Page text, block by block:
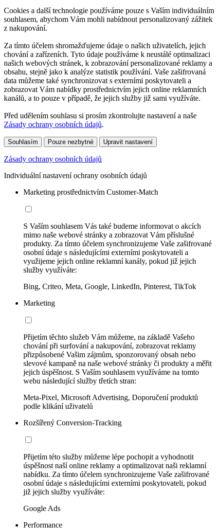
Cookies a další technologie používáme pouze s Vaším individuálním
souhlasem, abychom Vám mohli nabídnout personalizovaný zážitek
z nakupování.
Za tímto účelem shromažďujeme údaje o našich uživatelích, jejich
chování a zařízeních. Tyto údaje používáme k neustálé optimalizaci
našich webových stránek, k zobrazování personalizované reklamy a
obsahu, stejně jako k analýze statistik používání. Vaše zašifrovaná
data můžeme také synchronizovat s externími poskytovateli a
zobrazovat Vám nabídky prostřednictvím jejich online reklamních
kanálů, a to pouze v případě, že jejich služby již sami využíváte.
Před udělením souhlasu si prosím zkontrolujte nastavení a naše
Zásady ochrany osobních údajů.
Souhlasím Pouze nezbytné Upravit nastavení
Zásady ochrany osobních údajů
Individuální nastavení ochrany osobních údajů
Marketing prostřednictvím Customer-Match
S Vaším souhlasem Vás také budeme informovat o akcích
mimo naše webové stránky a zobrazovat Vám příslušné
produkty. Za tímto účelem synchronizujeme Vaše zašifrované
osobní údaje s následujícími externími poskytovateli a
využijeme jejich online reklamní kanály, pokud již jejich
služby využíváte:
Bing, Criteo, Meta, Google, LinkedIn, Pinterest, TikTok
Marketing
Přijetím těchto služeb Vám můžeme, na základě Vašeho
chování při surfování a nakupování, zobrazovat reklamy
přizpůsobené Vašim zájmům, sponzorovaný obsah nebo
slevové kampaně na naše webové stránky či produkty a měřit
jejich úspěšnost. S Vaším souhlasem využíváme na tomto
webu následující služby třetích stran:
Meta-Pixel, Microsoft Advertising, Doporučení produktů
podle klikání uživatelů
Rozšířený Conversion-Tracking
Přijetím této služby můžeme lépe pochopit a vyhodnotit
úspěšnost naší online reklamy a optimalizovat naši reklamní
nabídku. Za tímto účelem synchronizujeme Vaše zašifrované
osobní údaje s následujícími externími poskytovateli, pokud
již jejich služby využíváte:
Google Ads
Performance